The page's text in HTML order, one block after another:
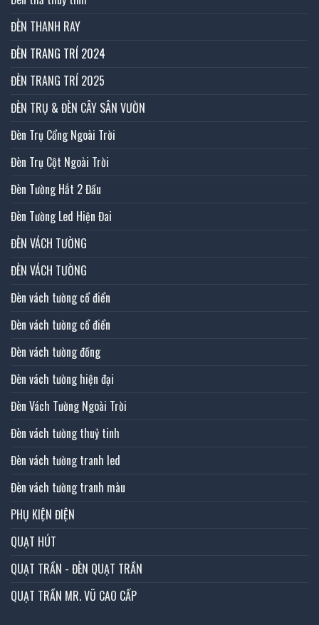
ĐÈN THANH RAY
ĐÈN TRANG TRÍ 2024
ĐÈN TRANG TRÍ 2025
ĐÈN TRỤ & ĐÈN CÂY SÂN VƯỜN
Đèn Trụ Cổng Ngoài Trời
Đèn Trụ Cột Ngoài Trời
Đèn Tường Hắt 2 Đầu
Đèn Tường Led Hiện Đai
ĐÈN VÁCH TƯỜNG
ĐÈN VÁCH TƯỜNG
Đèn vách tường cổ điển
Đèn vách tường cổ điển
Đèn vách tường đồng
Đèn vách tường hiện đại
Đèn Vách Tường Ngoài Trời
Đèn vách tường thuỷ tinh
Đèn vách tường tranh led
Đèn vách tường tranh màu
PHỤ KIỆN ĐIỆN
QUẠT HÚT
QUẠT TRẦN - ĐÈN QUẠT TRẦN
QUẠT TRẦN MR. VŨ CAO CẤP